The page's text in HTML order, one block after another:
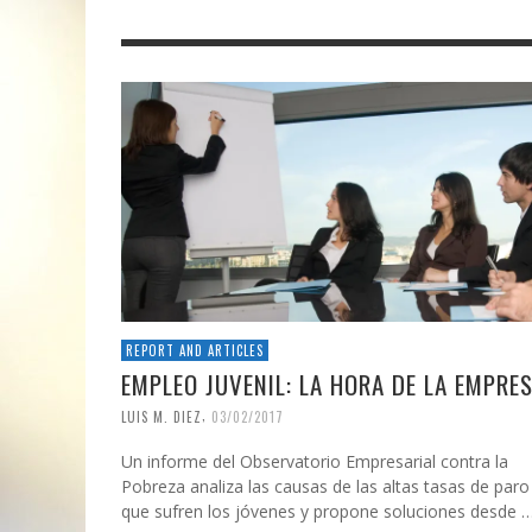
REPORT AND ARTICLES
EMPLEO JUVENIL: LA HORA DE LA
LUIS M. DIEZ 03/02/2017
Un informe del Observatorio Empresarial contra la
Pobreza analiza las causas de las altas tasas de paro
que sufren los jóvenes y propone soluciones desde